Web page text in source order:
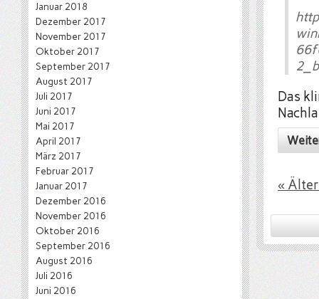
Das
«
Januar 2018
Dezember 2017
November 2017
Oktober 2017
September 2017
August 2017
Juli 2017
Juni 2017
Mai 2017
April 2017
März 2017
Februar 2017
Januar 2017
Dezember 2016
November 2016
Oktober 2016
September 2016
August 2016
Juli 2016
Juni 2016